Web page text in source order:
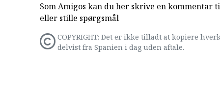
Som Amigos kan du her skrive en kommentar
eller stille spørgsmål
COPYRIGHT: Det er ikke tilladt at kopiere
delvist fra Spanien i dag uden aftale.